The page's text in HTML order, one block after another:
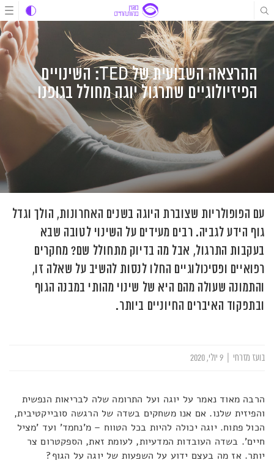
דלג
לתוכן
דלג
לתוכן
דלג
לניווט
ההרצאה השבועית של TED: השינויים
הפיזיולוגיים שתרגול יוגה מחולל בגופנו
עם הפופולריות שצוברת היוגה בשנים האחרונות, הולך וגדל
גוף הידע לגביה. רבים מעידים על השינוי לטובה שבא
בעקבות התרגול, אבל מה בדיוק מתחולל שם? מחקרים
רפואיים ופסיכולוגיים החלו לנסות להשיב על שאלה זו,
והתמונה שעולה מהם היא של שינוי מהותי במבנה הגוף
ובתפקוד האיברים החיוניים ביותר.
בועז מזרחי
הרבה מאוד נאמר על יוגה ועל התרומה שלה לבריאות הנפשית
והפיזית שלנו. אם אנו משחקים בשדה של הרגשה סובייקטיבית,
הכול פתוח. יוגה יכולה להיות בכל הטווח – מ'נחמד' ועד 'מציל
חיים'. בשדה העובדות המדעיות, לעומת זאת, הספקטרום צר
יותר. אז מה בעצם ידוע על השפעות של יוגה על הגוף?